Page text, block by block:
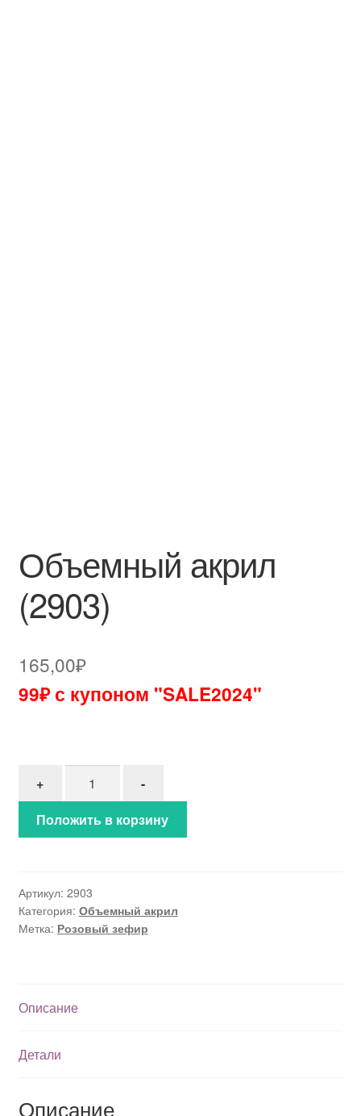
Объемный акрил
(2903)
165,00₽
99₽ с купоном "SALE2024"
+
-
Положить в корзину
Артикул: 2903
Категория: Объемный акрил
Метка: Розовый зефир
Описание
Детали
Описание